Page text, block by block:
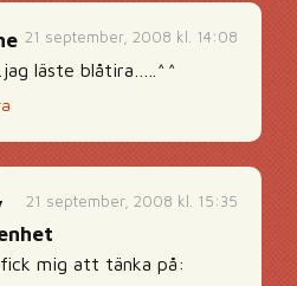
21 september, 2008 kl. 14:08
läste blåtira…..^^
21 september, 2008 kl. 15:35
mig att tänka på: